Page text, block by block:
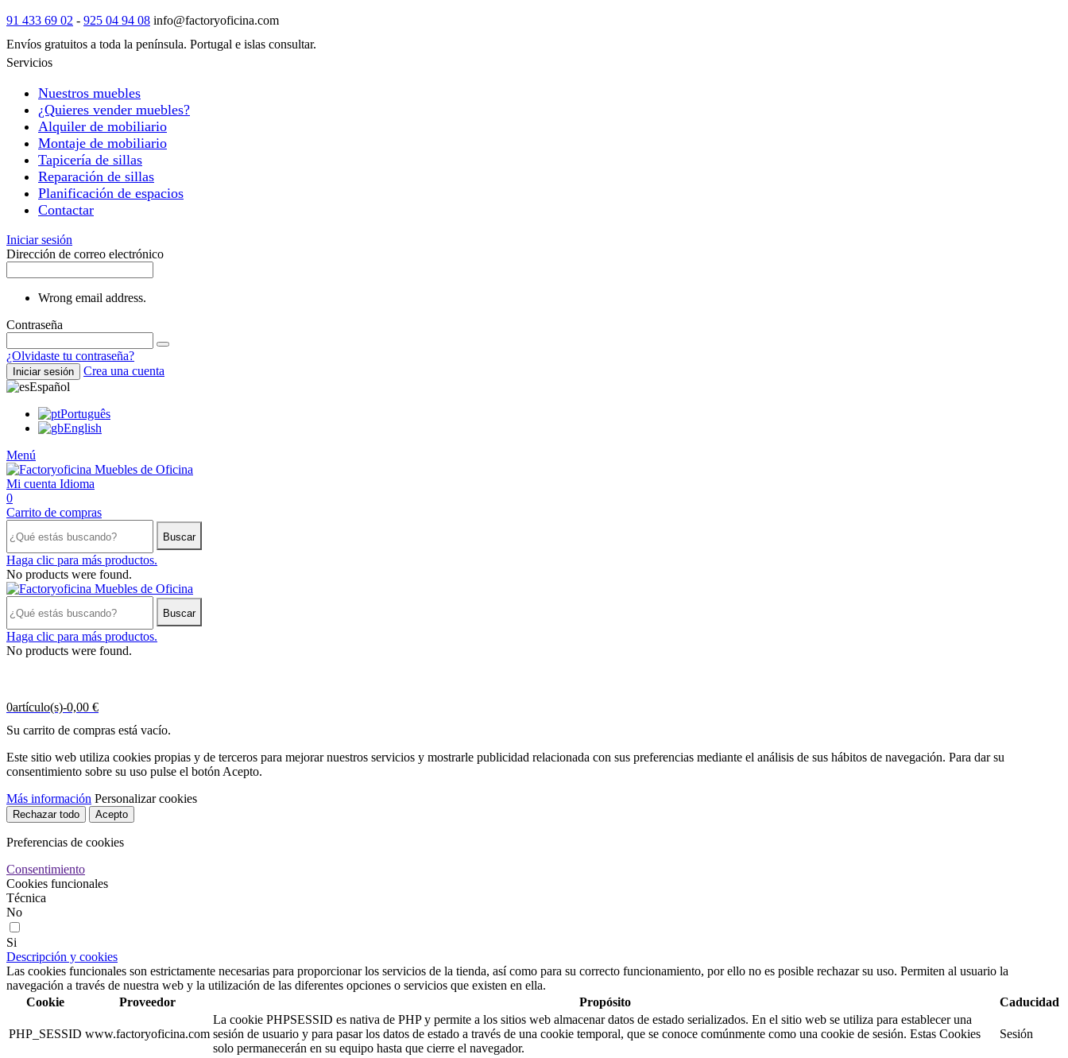
91 433 69 02 - 925 04 94 08 info@factoryoficina.com
Envíos gratuitos a toda la península. Portugal e islas consultar.
Servicios
Nuestros muebles
¿Quieres vender muebles?
Alquiler de mobiliario
Montaje de mobiliario
Tapicería de sillas
Reparación de sillas
Planificación de espacios
Contactar
Iniciar sesión
Dirección de correo electrónico
Wrong email address.
Contraseña
¿Olvidaste tu contraseña?
Iniciar sesión
Crea una cuenta
Español
Português
English
Menú
Mi cuenta Idioma
0
Carrito de compras
Buscar
Haga clic para más productos.
No products were found.
Buscar
Haga clic para más productos.
No products were found.
0artículo(s)-0,00 €
Su carrito de compras está vacío.
Este sitio web utiliza cookies propias y de terceros para mejorar nuestros servicios y mostrarle publicidad relacionada con sus preferencias mediante el análisis de sus hábitos de navegación. Para dar su
consentimiento sobre su uso pulse el botón Acepto.
Más información Personalizar cookies
Rechazar todo Acepto
Preferencias de cookies
Consentimiento
Cookies funcionales
Técnica
No
Si
Descripción y cookies
Las cookies funcionales son estrictamente necesarias para proporcionar los servicios de la tienda, así como para su correcto funcionamiento, por ello no es posible rechazar su uso. Permiten al usuario la
navegación a través de nuestra web y la utilización de las diferentes opciones o servicios que existen en ella.
Cookie
Proveedor Propósito Caducidad
PHP_SESSID www.factoryoficina.com
La cookie PHPSESSID es nativa de PHP y permite a los sitios web almacenar datos de estado serializados. En el sitio web se utiliza para establecer una
sesión de usuario y para pasar los datos de estado a través de una cookie temporal, que se conoce comúnmente como una cookie de sesión. Estas Cookies
solo permanecerán en su equipo hasta que cierre el navegador.
Sesión